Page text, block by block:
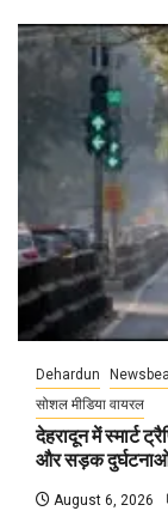
Dehardun
सोशल मीडिया वायरल
देहरादून में स्मार्ट
और सड़क दुर्घटनाओं
August 6, 2026